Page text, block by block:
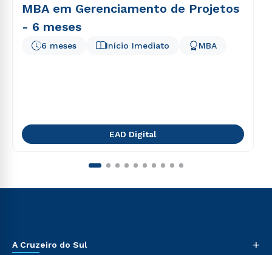
MBA em Gerenciamento de Projetos
- 6 meses
Início Imediato
6 meses MBA
EAD Digital
A Cruzeiro do Sul +